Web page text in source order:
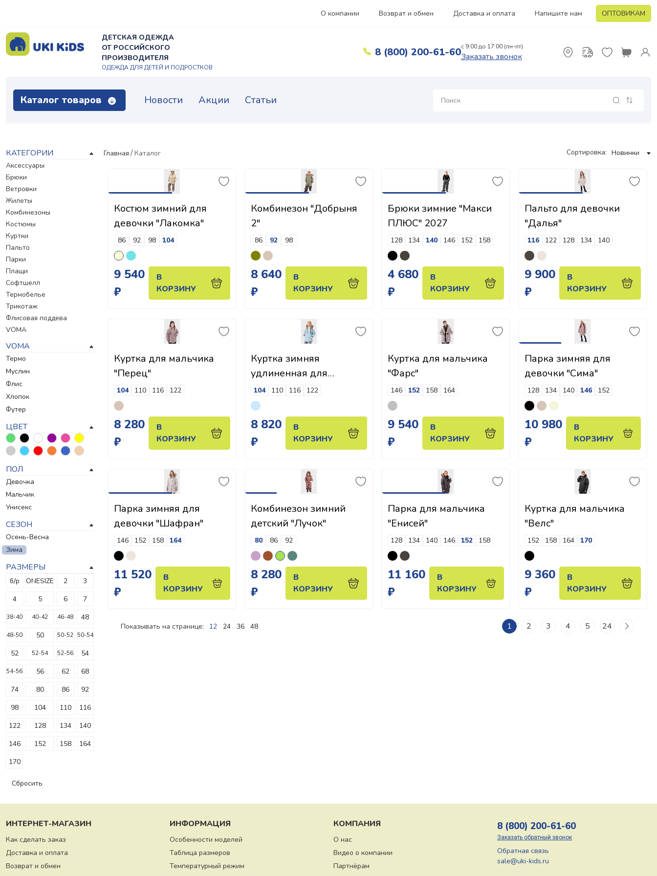
О компании Возврат и обмен Доставка и оплата Напишите нам ОПТОВИКАМ
ДЕТСКАЯ ОДЕЖДА
ОТ РОССИЙСКОГО
ПРОИЗВОДИТЕЛЯ
ОДЕЖДА ДЛЯ ДЕТЕЙ И ПОДРОСТКОВ
8 (800) 200-61-60с 9:00 до 17:00 (пн-пт)
Заказать звонок
Каталог товаров Новости Акции Статьи
КАТЕГОРИИ
Аксессуары
Брюки
Ветровки
Жилеты
Комбинезоны
Костюмы
Куртки
Пальто
Парки
Плащи
Софтшелл
Термобелье
Трикотаж
Флисовая поддева
VOMA
ЦВЕТ
VOMA
Термо
Муслин
Флис
Хлопок
Футер
ПОЛ
Девочка
Мальчик
Унисекс
СЕЗОН
Осень-Весна
Зима
РАЗМЕРЫ
б/р ONESIZE 2
3
4
5 6 7
38-40 40-42 46-48 48
48-50 50 50-52 50-54
52 52-54 52-56 54
54-56 56 62
68
74
80 86
92
98
104 110
116
122
128 134
140
146
152 158
164
170
Сбросить
Главная Каталог Сортировка: Новинки
Костюм зимний для
девочки "Лакомка"
86 92 98 104
9 540
₽
В
КОРЗИНУ
Комбинезон "Добрыня
2"
86 92 98
8 640
₽
В
КОРЗИНУ
Брюки зимние "Макси
ПЛЮС" 2027
128 134 140 146 152 158
4 680
₽
В
КОРЗИНУ
Пальто для девочки
"Далья"
116 122 128 134 140
9 900
₽
В
КОРЗИНУ
Куртка для мальчика
"Перец"
104 110 116 122
8 280
₽
В
КОРЗИНУ
Куртка зимняя
удлиненная для
девочки "Эмилия"
104 110 116 122
8 820
₽
В
КОРЗИНУ
Куртка для мальчика
"Фарс"
146 152 158 164
9 540
₽
В
КОРЗИНУ
Парка зимняя для
девочки "Сима"
128 134 140 146 152
10 980
₽
В
КОРЗИНУ
Парка зимняя для
девочки "Шафран"
146 152 158 164
11 520
₽
В
КОРЗИНУ
Комбинезон зимний
детский "Лучок"
80 86 92
8 280
₽
В
КОРЗИНУ
Парка для мальчика
"Енисей"
128 134 140 146 152 158
11 160
₽
В
КОРЗИНУ
Куртка для мальчика
"Велс"
152 158 164 170
9 360
₽
В
КОРЗИНУ
Показывать на странице: 12 24 36 48 1 2 3 4 5 24
ИНТЕРНЕТ-МАГАЗИН
Как сделать заказ
Доставка и оплата
Возврат и обмен
ИНФОРМАЦИЯ
Особенности моделей
Таблица размеров
Температурный режим
КОМПАНИЯ
О нас
Видео о компании
Партнёрам
8 (800) 200-61-60
Заказать обратный звонок
Обратная связь
sale@uki-kids.ru